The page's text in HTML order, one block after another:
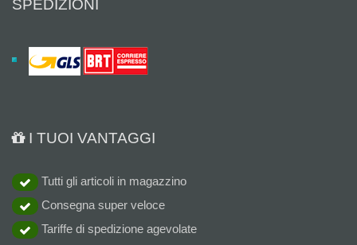
SPEDIZIONI
I TUOI VANTAGGI
Tutti gli articoli in magazzino
Consegna super veloce
Tariffe di spedizione agevolate